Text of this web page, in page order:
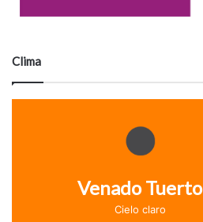
Clima
Venado Tuerto
Cielo claro